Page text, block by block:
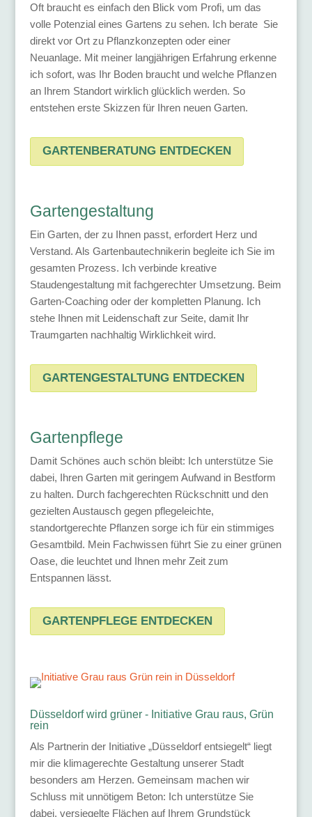
Oft braucht es einfach den Blick vom Profi, um das
volle Potenzial eines Gartens zu sehen. Ich berate Sie
direkt vor Ort zu Pflanzkonzepten oder einer
Neuanlage. Mit meiner langjährigen Erfahrung erkenne
ich sofort, was Ihr Boden braucht und welche Pflanzen
an Ihrem Standort wirklich glücklich werden. So
entstehen erste Skizzen für Ihren neuen Garten.
GARTENBERATUNG ENTDECKEN
Gartengestaltung
Ein Garten, der zu Ihnen passt, erfordert Herz und
Verstand. Als Gartenbau­technikerin begleite ich Sie im
gesamten Prozess. Ich verbinde kreative
Staudengestaltung mit fachgerechter Umsetzung. Beim
Garten-Coaching oder der kompletten Planung. Ich
stehe Ihnen mit Leidenschaft zur Seite, damit Ihr
Traumgarten nachhaltig Wirklichkeit wird.
GARTENGESTALTUNG ENTDECKEN
Gartenpflege
Damit Schönes auch schön bleibt: Ich unterstütze Sie
dabei, Ihren Garten mit geringem Aufwand in Bestform
zu halten. Durch fachgerechten Rückschnitt und den
gezielten Austausch gegen pflegeleichte,
standortgerechte Pflanzen sorge ich für ein stimmiges
Gesamtbild. Mein Fachwissen führt Sie zu einer grünen
Oase, die leuchtet und Ihnen mehr Zeit zum
Entspannen lässt.
GARTENPFLEGE ENTDECKEN
Düsseldorf wird grüner - Initiative Grau raus, Grün
rein
Als Partnerin der Initiative „Düsseldorf entsiegelt“ liegt
mir die klimagerechte Gestaltung unserer Stadt
besonders am Herzen. Gemeinsam machen wir
Schluss mit unnötigem Beton: Ich unterstütze Sie
dabei, versiegelte Flächen auf Ihrem Grundstück